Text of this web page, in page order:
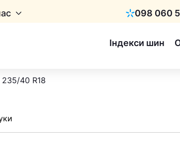
098 060
Київстар
Індекси шин
235/40 R18